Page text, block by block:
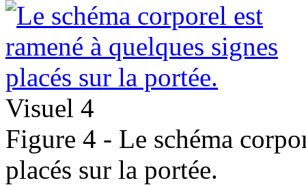
Visuel 4
Figure 4 - Le schéma
placés sur la portée.